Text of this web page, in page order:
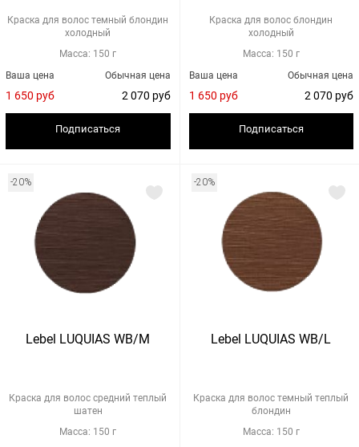
Краска для волос темный блондин
холодный
Масса: 150 г
Обычная цена
2 070 руб
Ваша цена
1 650 руб
Подписаться
Краска для волос блондин
холодный
Масса: 150 г
Обычная цена
2 070 руб
Ваша цена
1 650 руб
Подписаться
-20%
Lebel LUQUIAS WB/M
Краска для волос средний теплый
шатен
Масса: 150 г
-20%
Lebel LUQUIAS WB/L
Краска для волос темный теплый
блондин
Масса: 150 г